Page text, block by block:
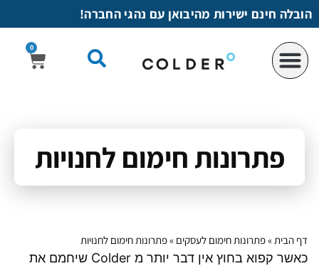
לתוכן
הובלה חינם ישירות מהיבואן עם נהגי החברה!
0
פתרונות חימום לחנויות
דף הבית »פתרונות חימום לעסקים »פתרונות חימום לחנויות
כאשר קפוא בחוץ אין דבר יותר מ Colder שיחמם את